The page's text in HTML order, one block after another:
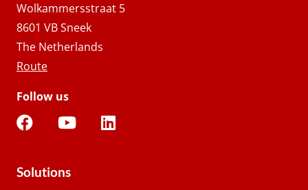
Wolkammersstraat 5
8601 VB Sneek
The Netherlands
Route
Follow us
Solutions